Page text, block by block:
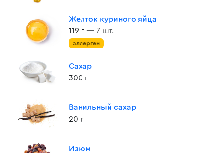
Желток куриного яйца
119 г — 7 шт.
аллерген
Сахар
300 г
Ванильный сахар
20 г
Изюм